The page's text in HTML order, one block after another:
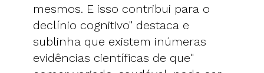
mesmos. E isso contribui para o
declínio cognitivo" destaca e
sublinha que existem inúmeras
evidências científicas de que"